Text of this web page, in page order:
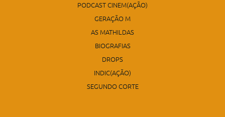
PODCAST CINEM(AÇÃO)
GERAÇÃO M
AS MATHILDAS
BIOGRAFIAS
DROPS
INDIC(AÇÃO)
SEGUNDO CORTE